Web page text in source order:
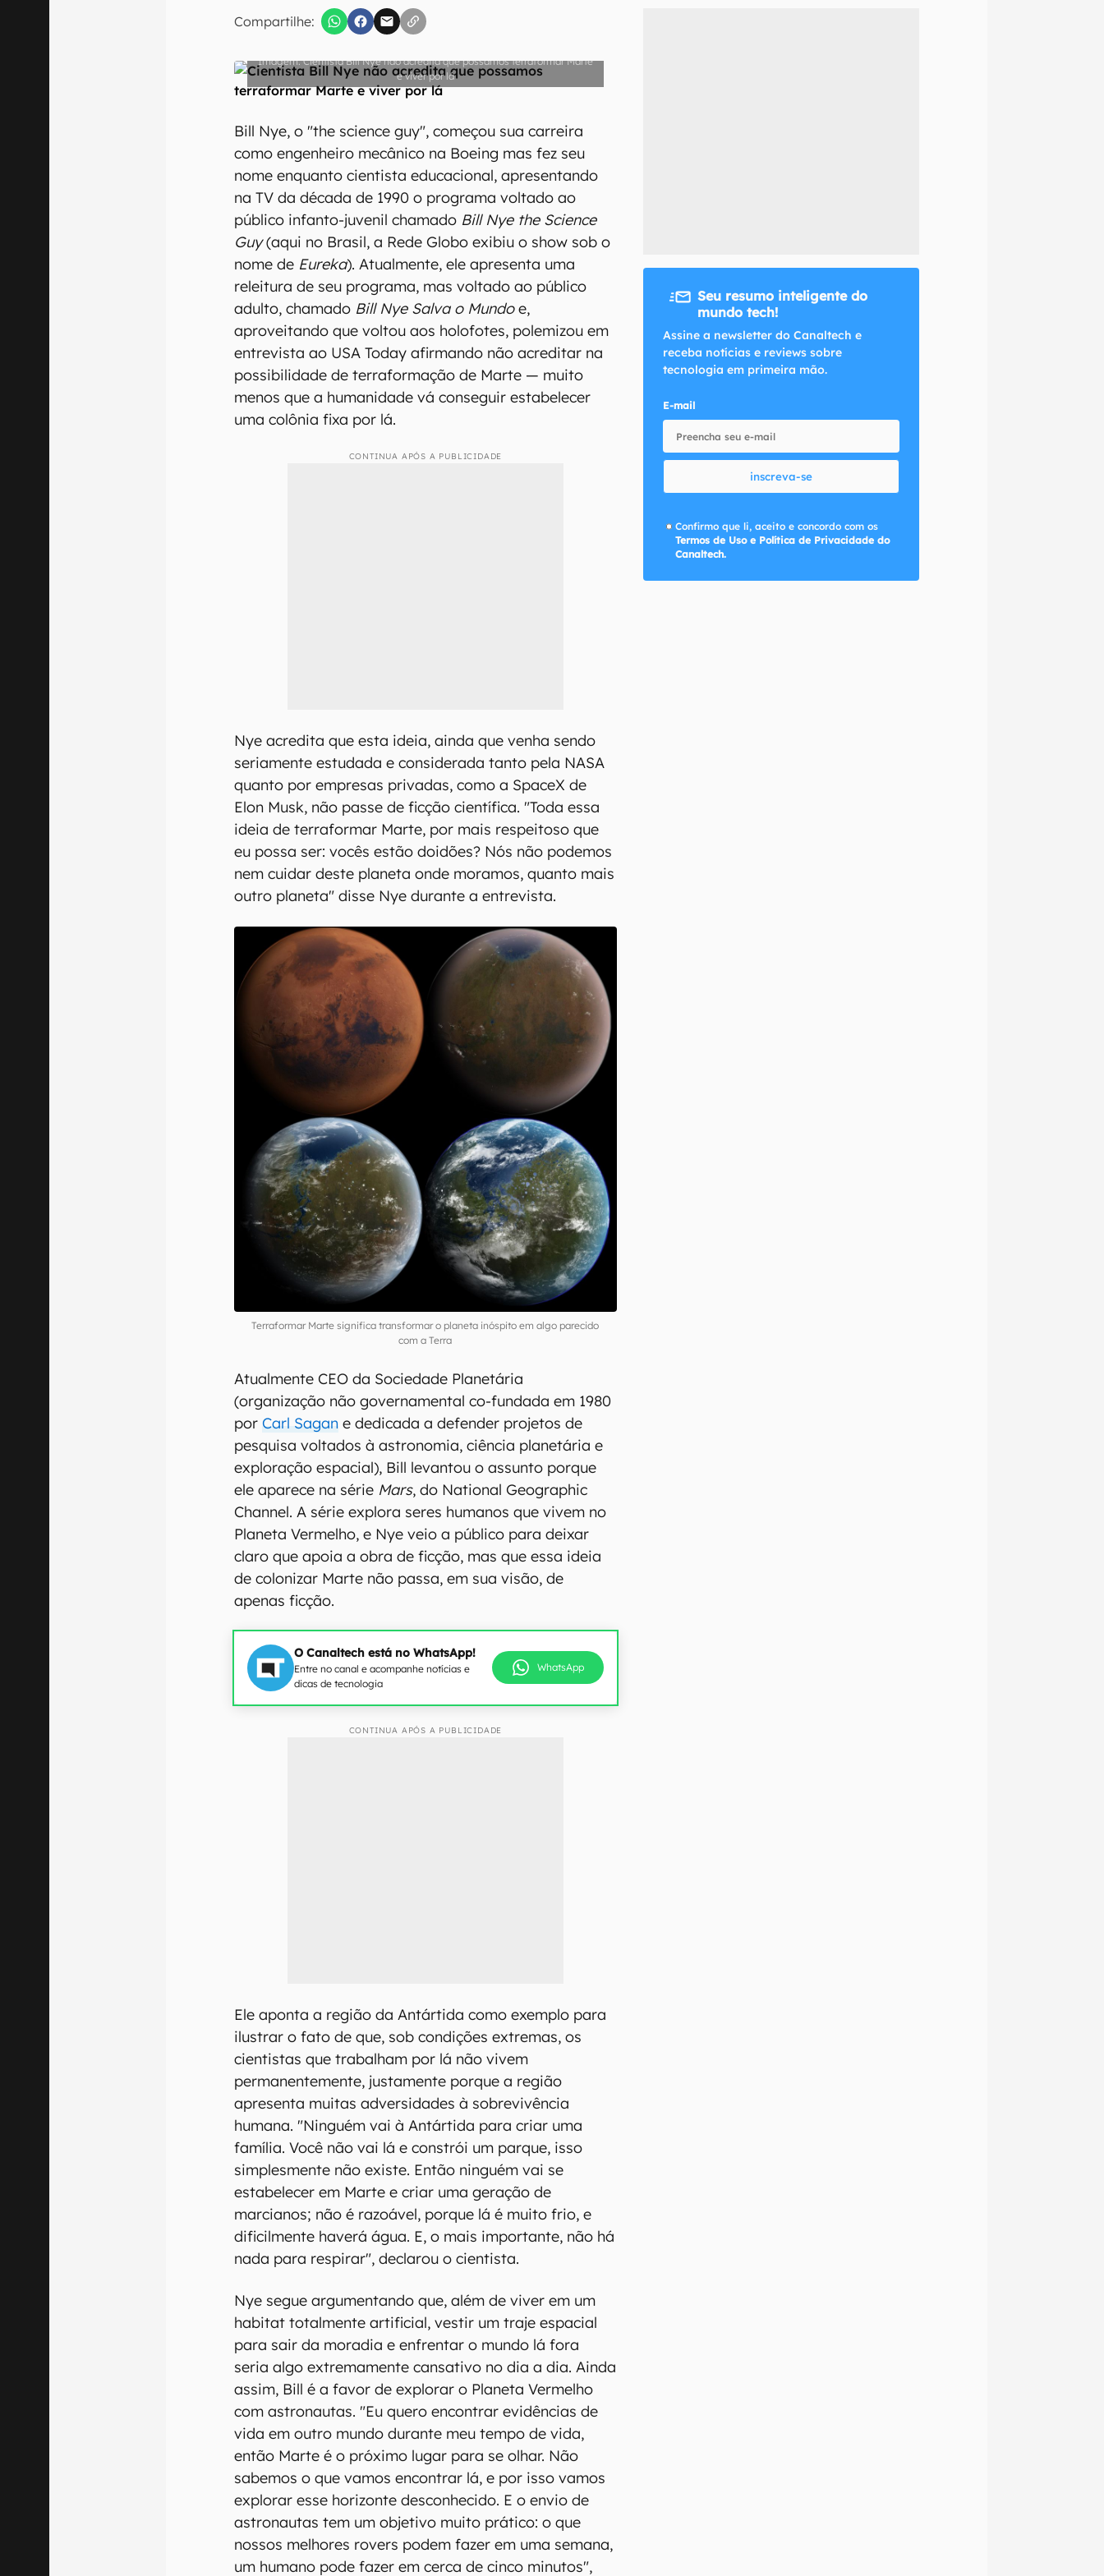
Compartilhe:
Confirmo que li, aceito e concordo com os
Cientista Bill Nye não acredita que possamos terraformar Marte
e viver por lá
Bill Nye, o "the science guy", começou sua carreira
como engenheiro mecânico na Boeing mas fez seu
nome enquanto cientista educacional, apresentando
na TV da década de 1990 o programa voltado ao
público infanto-juvenil chamado Bill Nye the Science
Guy(aqui no Brasil, a Rede Globo exibiu o show sob o
nome de Eureka). Atualmente, ele apresenta uma
releitura de seu programa, mas voltado ao público
adulto, chamado Bill Nye Salva o Mundoe,
aproveitando que voltou aos holofotes, polemizou em
entrevista ao USA Today afirmando não acreditar na
possibilidade de terraformação de Marte — muito
menos que a humanidade vá conseguir estabelecer
uma colônia fixa por lá.
CONTINUA APÓS A PUBLICIDADE
Nye acredita que esta ideia, ainda que venha sendo
seriamente estudada e considerada tanto pela NASA
quanto por empresas privadas, como a SpaceX de
Elon Musk, não passe de ficção científica. "Toda essa
ideia de terraformar Marte, por mais respeitoso que
eu possa ser: vocês estão doidões? Nós não podemos
nem cuidar deste planeta onde moramos, quanto mais
outro planeta" disse Nye durante a entrevista.
Terraformar Marte significa transformar o planeta inóspito em algo parecido
com a Terra
Atualmente CEO da Sociedade Planetária
(organização não governamental co-fundada em 1980
porCarl Sagan e dedicada a defender projetos de
pesquisa voltados à astronomia, ciência planetária e
exploração espacial), Bill levantou o assunto porque
ele aparece na série Mars, do National Geographic
Channel. A série explora seres humanos que vivem no
Planeta Vermelho, e Nye veio a público para deixar
claro que apoia a obra de ficção, mas que essa ideia
de colonizar Marte não passa, em sua visão, de
apenas ficção.
O Canaltech está no WhatsApp!
Entre no canal e acompanhe notícias e
dicas de tecnologia
WhatsApp
CONTINUA APÓS A PUBLICIDADE
Ele aponta a região da Antártida como exemplo para
ilustrar o fato de que, sob condições extremas, os
cientistas que trabalham por lá não vivem
permanentemente, justamente porque a região
apresenta muitas adversidades à sobrevivência
humana. "Ninguém vai à Antártida para criar uma
família. Você não vai lá e constrói um parque, isso
simplesmente não existe. Então ninguém vai se
estabelecer em Marte e criar uma geração de
marcianos; não é razoável, porque lá é muito frio, e
dificilmente haverá água. E, o mais importante, não há
nada para respirar", declarou o cientista.
Nye segue argumentando que, além de viver em um
habitat totalmente artificial, vestir um traje espacial
para sair da moradia e enfrentar o mundo lá fora
seria algo extremamente cansativo no dia a dia. Ainda
assim, Bill é a favor de explorar o Planeta Vermelho
com astronautas. "Eu quero encontrar evidências de
vida em outro mundo durante meu tempo de vida,
então Marte é o próximo lugar para se olhar. Não
sabemos o que vamos encontrar lá, e por isso vamos
explorar esse horizonte desconhecido. E o envio de
astronautas tem um objetivo muito prático: o que
nossos melhores rovers podem fazer em uma semana,
um humano pode fazer em cerca de cinco minutos",
Seu resumo inteligente do
mundo tech!
Assine a newsletter do Canaltech e
receba notícias e reviews sobre
tecnologia em primeira mão.
E-mail
inscreva-se
Confirmo que li, aceito e concordo com os
Termos de Uso e Política de Privacidade do
Canaltech.